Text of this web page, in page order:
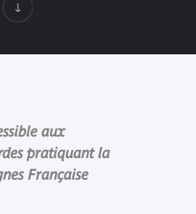
aux
pratiquant la
Française